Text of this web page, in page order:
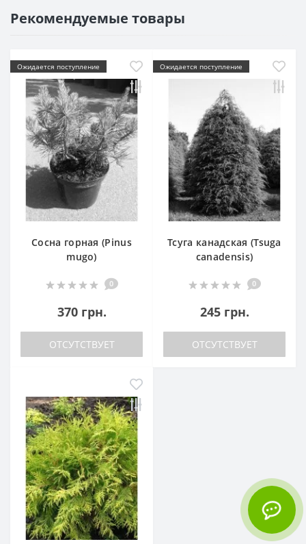
Рекомендуемые товары
Ожидается поступление
Сосна горная (Pinus
mugo)
0
370 грн.
ОТСУТСТВУЕТ
Ожидается поступление
Тсуга канадская (Tsuga
canadensis)
0
245 грн.
ОТСУТСТВУЕТ